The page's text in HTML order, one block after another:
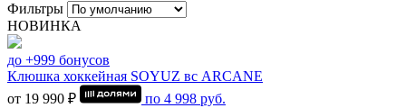
Фильтры
НОВИНКА
до +999 бонусов
Клюшка хоккейная SOYUZ вс ARCANE
от 19 990 ₽
по 4 998 руб.